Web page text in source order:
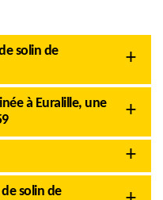
solin de
à Euralille, une
solin de